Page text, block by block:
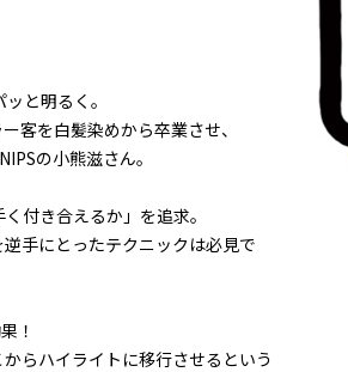
と明るく。
客を白髪染めから卒業させ、
の小熊滋さん。
付き合えるか」を追求。
手にとったテクニックは必見で
！
らハイライトに移行させるという